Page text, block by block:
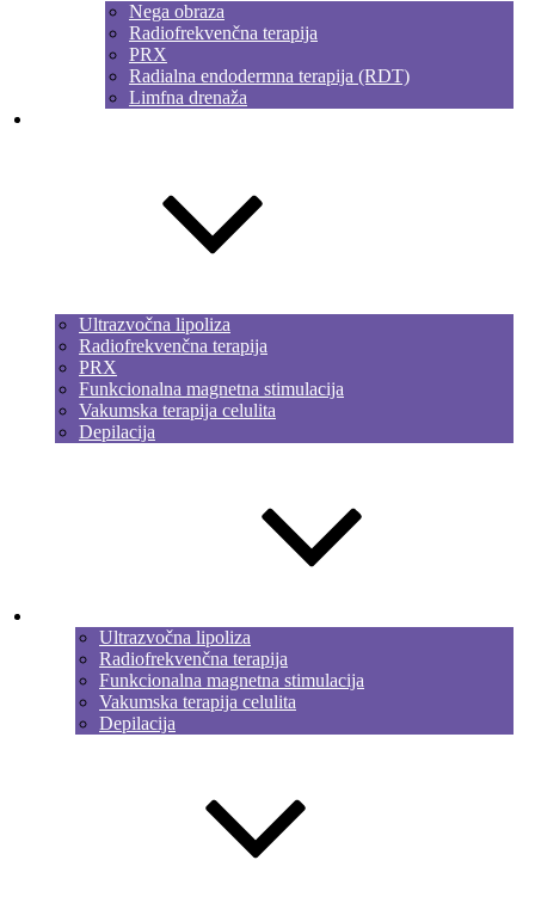
Nega obraza
Radiofrekvenčna terapija
PRX
Radialna endodermna terapija (RDT)
Limfna drenaža
Ultrazvočna lipoliza
Radiofrekvenčna terapija
PRX
Funkcionalna magnetna stimulacija
Vakumska terapija celulita
Depilacija
Ultrazvočna lipoliza
Radiofrekvenčna terapija
Funkcionalna magnetna stimulacija
Vakumska terapija celulita
Depilacija